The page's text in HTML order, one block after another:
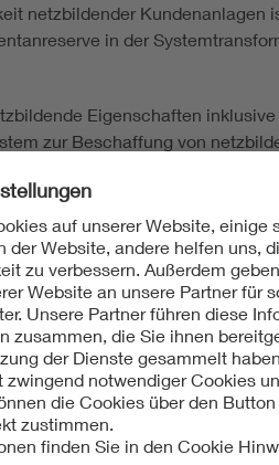
netzbildender
in der
Eigenschaften
zur Beschaffung von
und März 2024 zur
2
des